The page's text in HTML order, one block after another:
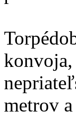
metrov